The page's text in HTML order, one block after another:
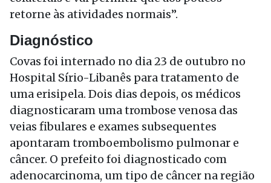
retorne às atividades normais”.
Diagnóstico
Covas foi internado no dia 23 de outubro no
Hospital Sírio-Libanês para tratamento de
uma erisipela. Dois dias depois, os médicos
diagnosticaram uma trombose venosa das
veias fibulares e exames subsequentes
apontaram tromboembolismo pulmonar e
câncer. O prefeito foi diagnosticado com
adenocarcinoma, um tipo de câncer na região